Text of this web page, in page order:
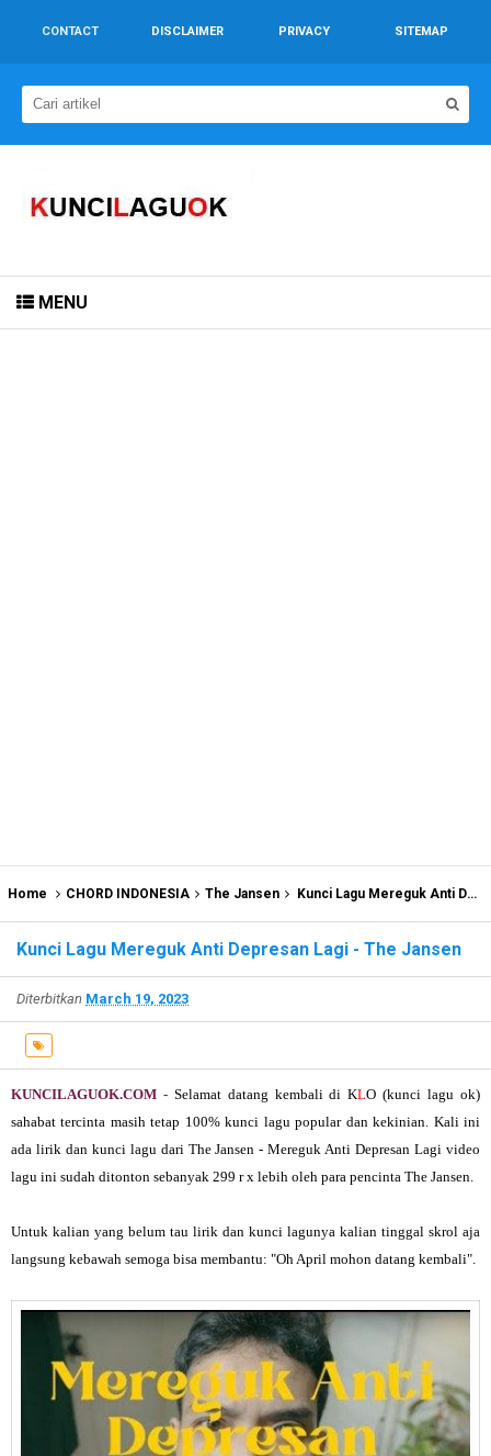
CONTACT DISCLAIMER PRIVACY SITEMAP
MENU
Home CHORD INDONESIA The Jansen Kunci Lagu Mereguk Anti Depresan Lagi - The Jansen
Kunci Lagu Mereguk Anti Depresan Lagi - The Jansen
Diterbitkan March 19, 2023
KUNCILAGUOK.COM -Selamat datang kembali di KLO (kunci lagu ok)
sahabat tercinta masih tetap 100% kunci lagu popular dan kekinian. Kali ini
ada lirik dan kunci lagu dari The Jansen - Mereguk Anti Depresan Lagi video
lagu ini sudah ditonton sebanyak 299 r x lebih oleh para pencinta The Jansen.
Untuk kalian yang belum tau lirik dan kunci lagunya kalian tinggal skrol aja
langsung kebawah semoga bisa membantu: "Oh April mohon datang kembali".